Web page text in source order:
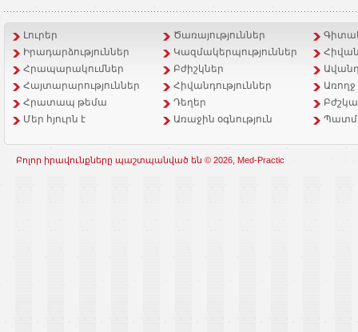
Լուրեր Ծառայություններ
Իրադարձություններ
Կազմակերպություններ
Հրապարակումներ
Բժիշկներ
Հայտարարություններ
Հիվանդություններ
Հրատապ թեմա
Դեղեր
Մեր հյուրն է
Առաջին օգնություն
Բոլոր իրավունքները պաշտպանված են © 2026, Med-Practic